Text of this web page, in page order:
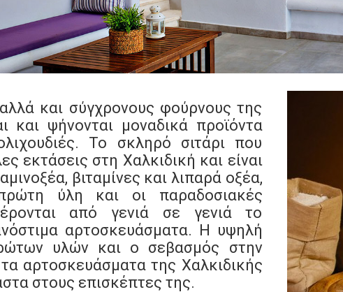
και σύγχρονους φούρνους της
και ψήνονται μοναδικά προϊόντα
Το σκληρό σιτάρι που
εκτάσεις στη Χαλκιδική και είναι
βιταμίνες και λιπαρά οξέα,
ύλη και οι παραδοσιακές
από γενιά σε γενιά το
αρτοσκευάσματα. Η υψηλή
υλών και ο σεβασμός στην
αρτοσκευάσματα της Χαλκιδικής
στους επισκέπτες της.